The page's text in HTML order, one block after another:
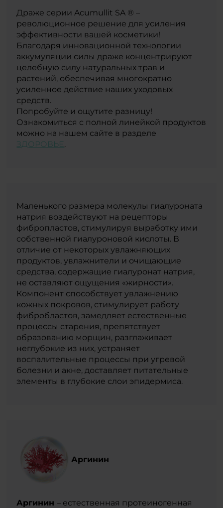
Драже серии Acumullit SA ® –
революционное решение для усиления
эффективности вашей косметики!
Благодаря инновационной технологии
аккумуляции силы драже концентрируют
целебную силу натуральных трав и
растений, обеспечивая многократно
усиленное действие наших уходовых
средств.
Попробуйте и ощутите разницу!
Ознакомиться с полной линейкой продуктов
можно на нашем сайте в разделе
ЗДОРОВЬЕ.
Маленького размера молекулы гиалуроната
натрия воздействуют на рецепторы
фибропластов, стимулируя выработку ими
собственной гиалуроновой кислоты. В
отличие от некоторых увлажняющих
продуктов, увлажнители и очищающие
средства, содержащие гиалуронат натрия,
не оставляют ощущения «жирности».
Компонент способствует увлажнению
кожных покровов, стимулирует работу
фибробластов, замедляет естественные
процессы старения, препятствует
образованию морщин, разглаживает
неглубокие из них, устраняет
воспалительные процессы при угревой
болезни и акне, доставляет питательные
элементы в глубокие слои эпидермиса.
Аргинин
Аргинин– естественная протеиногенная